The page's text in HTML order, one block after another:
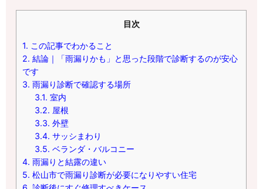
目次
1. この記事でわかること
2. 結論｜「雨漏りかも」と思った段階で診断するのが安心
です
3. 雨漏り診断で確認する場所
3.1. 室内
3.2. 屋根
3.3. 外壁
3.4. サッシまわり
3.5. ベランダ・バルコニー
4. 雨漏りと結露の違い
5. 松山市で雨漏り診断が必要になりやすい住宅